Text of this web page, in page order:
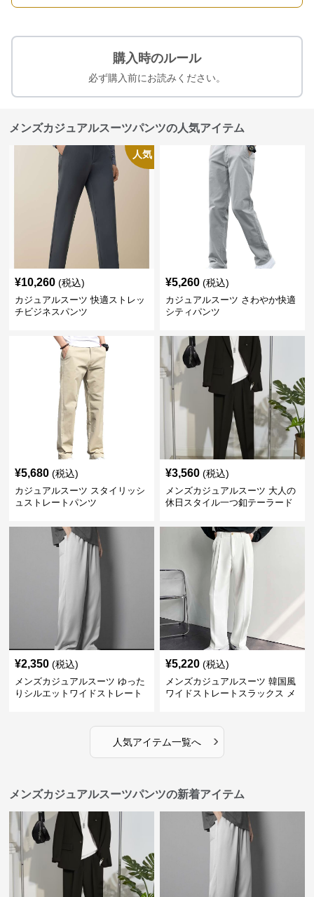
購入時のルール
必ず購入前にお読みください。
メンズカジュアルスーツパンツの人気アイテム
人気
¥10,260 (税込)
カジュアルスーツ 快適ストレッ
チビジネスパンツ
¥5,260 (税込)
カジュアルスーツ さわやか快適
シティパンツ
¥5,680 (税込)
カジュアルスーツ スタイリッシ
ュストレートパンツ
¥3,560 (税込)
メンズカジュアルスーツ 大人の
休日スタイル一つ釦テーラード
¥2,350 (税込)
メンズカジュアルスーツ ゆった
りシルエットワイドストレート
¥5,220 (税込)
メンズカジュアルスーツ 韓国風
ワイドストレートスラックス メ
人気アイテム一覧へ ›
メンズカジュアルスーツパンツの新着アイテム